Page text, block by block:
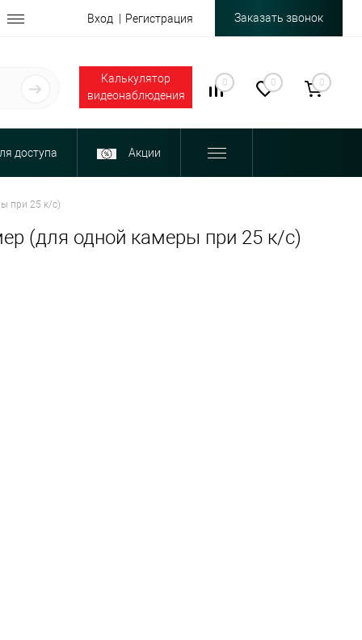
Вход Регистрация Заказать звонок
Калькулятор
видеонаблюдения
0 0 0
доступа Акции
при 25 к/с)
(для одной камеры при 25 к/с)